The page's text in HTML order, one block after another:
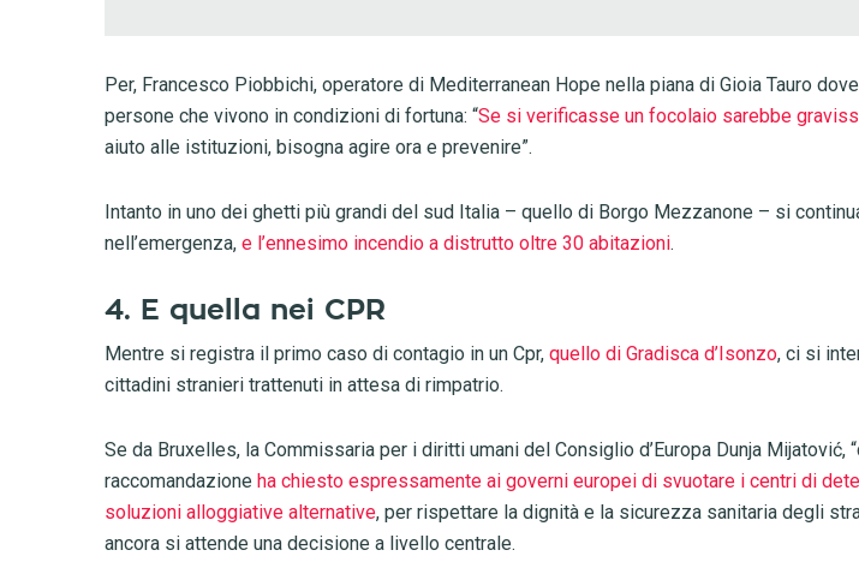
Per, Francesco Piobbichi, operatore di Mediterranean Hope nella piana di Gioia Tauro
persone che vivono in condizioni di fortuna: “Se si verificasse un focolaio sarebbe
aiuto alle istituzioni, bisogna agire ora e prevenire”.
Intanto in uno dei ghetti più grandi del sud Italia – quello di Borgo Mezzanone – si
nell’emergenza, e l’ennesimo incendio a distrutto oltre 30 abitazioni.
4. E quella nei CPR
Mentre si registra il primo caso di contagio in un Cpr, quello di Gradisca d’Isonzo, ci si
cittadini stranieri trattenuti in attesa di rimpatrio.
Se da Bruxelles, la Commissaria per i diritti umani del Consiglio d’Europa Dunja Mijatović,
raccomandazione ha chiesto espressamente ai governi europei di svuotare i centri di
soluzioni alloggiative alternative, per rispettare la dignità e la sicurezza sanitaria degli
ancora si attende una decisione a livello centrale.